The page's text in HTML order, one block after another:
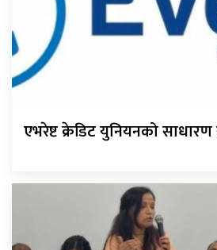
एभरेष्ट क्रेडिट युनियनको